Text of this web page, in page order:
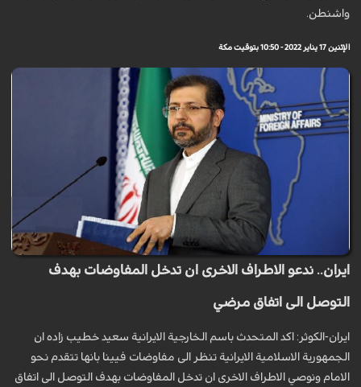
واشنطن.
الإثنين 17 يناير 2022 - 10:50 بتوقيت مكة
ايران.. ندعو الاطراف الاخرى ان تدخل المفاوضات بهدف
التوصل الى اتفاق مرضي
ايران-الكوثر: اكد المتحدث باسم الخارجية الايرانية سعيد خطيب زاده ان
الجمهورية الاسلامية الايرانية تنظر الى مفاوضات فيينا بانها تتقدم نحو
الامام ونوصي الاطراف الاخرى ان تدخل المفاوضات بهدف التوصل الى اتفاق